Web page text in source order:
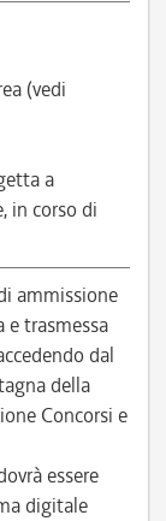
(vedi
a
in corso di
ammissione
e trasmessa
dal
della
Concorsi e
essere
digitale